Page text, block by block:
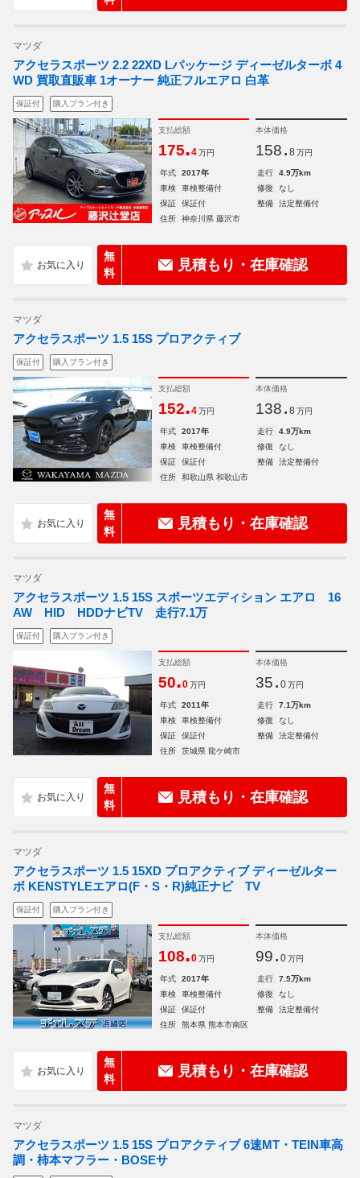
マツダ
アクセラスポーツ 2.2 22XD Lパッケージ ディーゼルターボ 4
WD 買取直販車 1オーナー 純正フルエアロ 白革
保証付 購入プラン付き
支払総額
175.4 万円
本体価格
158. 8 万円
年式 2017年 走行
4.9万km
車検
車検整備付 修復
なし
保証
保証付 整備
法定整備付
住所
神奈川県 藤沢市
無
料
見積もり・在庫確認
マツダ
アクセラスポーツ 1.5 15S プロアクティブ
保証付 購入プラン付き
支払総額
152.4 万円
本体価格
138. 8 万円
年式 2017年 走行
4.9万km
車検
車検整備付 修復
なし
保証
保証付 整備
法定整備付
住所
和歌山県 和歌山市
無
料
見積もり・在庫確認
マツダ
アクセラスポーツ 1.5 15S スポーツエディション エアロ 16
AW HID HDDナビTV 走行7.1万
保証付 購入プラン付き
支払総額
50.0 万円
本体価格
35. 0 万円
年式 2011年 走行
7.1万km
車検
車検整備付 修復
なし
保証
保証付 整備
法定整備付
住所
茨城県 龍ケ崎市
無
料
見積もり・在庫確認
マツダ
アクセラスポーツ 1.5 15XD プロアクティブ ディーゼルター
ボ KENSTYLEエアロ(F・S・R)純正ナビ TV
保証付 購入プラン付き
支払総額
108.0 万円
本体価格
99. 0 万円
年式 2017年 走行
7.5万km
車検
車検整備付 修復
なし
保証
保証付 整備
法定整備付
住所
熊本県 熊本市南区
無
料
見積もり・在庫確認
マツダ
アクセラスポーツ 1.5 15S プロアクティブ 6速MT・TEIN車高
調・柿本マフラー・BOSEサ